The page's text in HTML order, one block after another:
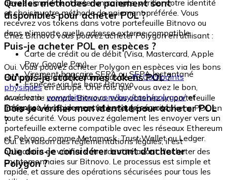
devez simplement créer un compte, vérifier votre identité
et choisir votre méthode de paiement préférée. Vous
recevrez vos tokens dans votre portefeuille Bitnovo ou
dans n'importe quelle adresse externe compatible.
Quelles méthodes de paiement sont
disponibles pour acheter POL ?
Chez Bitnovo vous pouvez acheter Polygon en utilisant :
Carte de crédit ou de débit (Visa, Mastercard, Apple
Pay, Google Pay)
Virement bancaire SEPA ou SEPA Instantané
Espèces via les bons Bitnovo
Puis-je acheter POL en espèces ?
Oui. Vous pouvez acheter Polygon en espèces via les bons
Bitnovo, disponibles dans plus de40 000 points
physiquesen Europe. Une fois que vous avez le bon,
accédez à : www.bitnovo.com/buy/cash/polygon/et
échangez-le rapidement et en toute sécurité.
Où puis-je stocker mes tokens POL ?
Avec votre compte Bitnovo, vous obtenez un portefeuille
intégré où vous pouvez stocker et gérer vos tokens POL en
toute sécurité. Vous pouvez également les envoyer vers un
portefeuille externe compatible avec les réseaux Ethereum
et Polygon, comme Metamask, Trust Wallet ou Ledger.
Dois-je vérifier mon identité pour acheter POL
?
Oui. En raison des réglementations légales, il est
obligatoire de vérifier votre identité avant d'acheter des
cryptomonnaies sur Bitnovo. Le processus est simple et
rapide, et assure des opérations sécurisées pour tous les
Que dois-je considérer avant d'acheter
Polygon ?